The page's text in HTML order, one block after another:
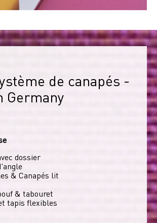
de canapés -
Germany
dossier
& Canapés lit
& tabouret
tapis flexibles